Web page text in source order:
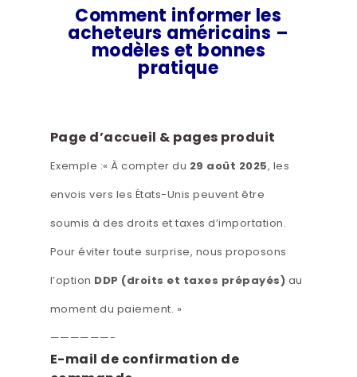
Comment informer les
acheteurs américains –
modèles et bonnes
pratique
Page d’accueil & pages produit
Exemple :« À compter du 29 août 2025, les
envois vers les États-Unis peuvent être
soumis à des droits et taxes d’importation.
Pour éviter toute surprise, nous proposons
l’option DDP (droits et taxes prépayés) au
moment du paiement. »
——————-
E-mail de confirmation de